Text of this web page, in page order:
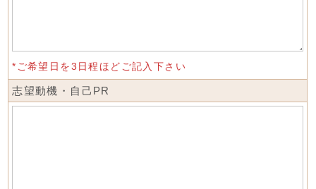
*ご希望日を3日程ほどご記入下さい
志望動機・自己PR